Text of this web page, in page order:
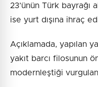
23’ünün Türk bayrağı
ise yurt dışına ihraç
Açıklamada, yapılan
yakıt barcı filosunun
modernleştiği